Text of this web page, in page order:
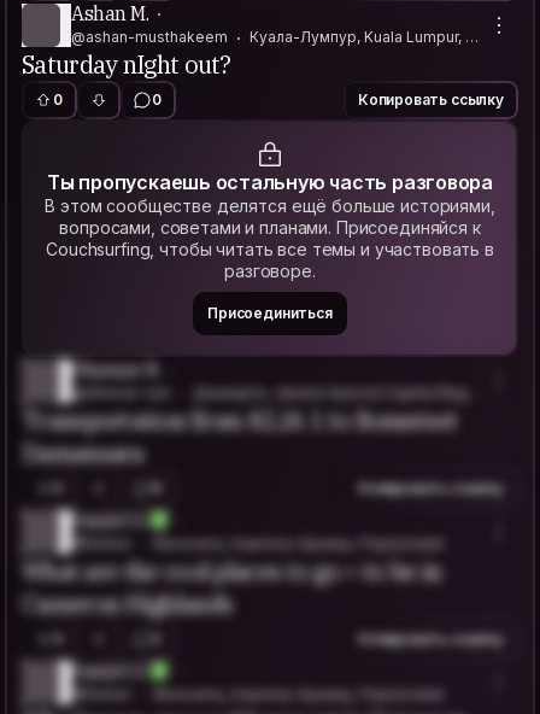
Ashan M.
@ashan-musthakeem
Куала-Лумпур, Kuala Lumpur, М
алайзия
Saturday nIght out?
0 0 Копировать ссылку
Ты пропускаешь остальную часть разговора
В этом сообществе делятся ещё больше историями,
вопросами, советами и планами. Присоединяйся к
Couchsurfing, чтобы читать все темы и участвовать в
разговоре.
Присоединиться
Dhamar R.
n, Индонезия
Transportation from KLIA 1 to Somerset
Damansara
Копировать ссылку
Daniel G.
What are the cool places to go + to be in
Cameron Highlands
Копировать ссылку
Daniel G.